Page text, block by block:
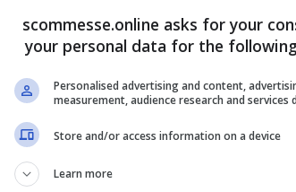
altro che mettersi comodi sul
potranno seguire la
l’applicazione Sky Go,
tablet o personal
Tv, che necessita anche in questo
scommesse.online asks for your
your personal data for the
Personalised advertising and content,
measurement, audience research and services
Store and/or access information on a device
Learn more